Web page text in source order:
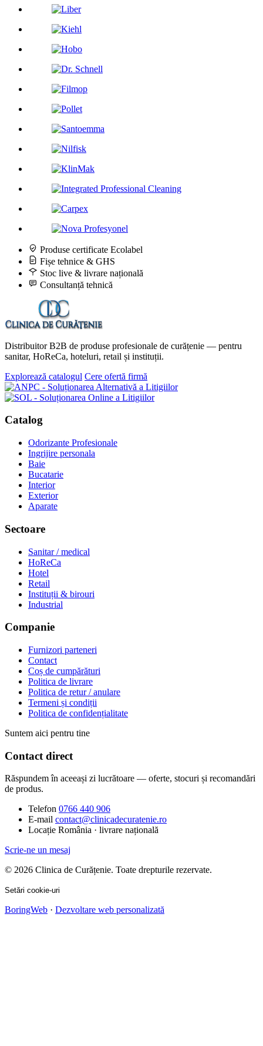
Produse certificate Ecolabel
Fișe tehnice & GHS
Stoc live & livrare națională
Consultanță tehnică
Distribuitor B2B de produse profesionale de curățenie — pentru
sanitar, HoReCa, hoteluri, retail și instituții.
Explorează catalogul Cere ofertă firmă
Catalog
Odorizante Profesionale
Ingrijire personala
Baie
Bucatarie
Interior
Exterior
Aparate
Sectoare
Sanitar / medical
HoReCa
Hotel
Retail
Instituții & birouri
Industrial
Companie
Furnizori parteneri
Contact
Coș de cumpărături
Politica de livrare
Politica de retur / anulare
Termeni și condiții
Politica de confidențialitate
Suntem aici pentru tine
Contact direct
Răspundem în aceeași zi lucrătoare — oferte, stocuri și recomandări
de produs.
Telefon 0766 440 906
E-mail contact@clinicadecuratenie.ro
Locație România · livrare națională
Scrie-ne un mesaj
© 2026 Clinica de Curățenie. Toate drepturile rezervate.
Setări cookie-uri
BoringWeb · Dezvoltare web personalizată